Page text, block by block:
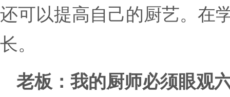
还可以提高自己的厨艺。在
长。
老板：我的厨师必须眼观